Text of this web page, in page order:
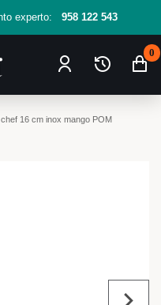
experto: 958 122 543
0
16 cm inox mango POM